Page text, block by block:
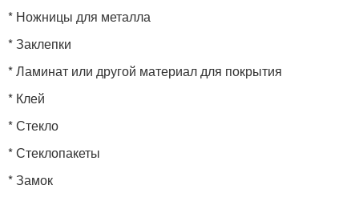
* Ножницы для металла
* Заклепки
* Ламинат или другой материал для покрытия
* Клей
* Стекло
* Стеклопакеты
* Замок